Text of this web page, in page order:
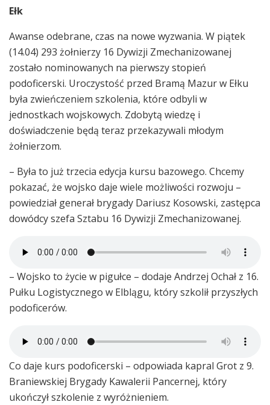
Ełk
Awanse odebrane, czas na nowe wyzwania. W piątek
(14.04) 293 żołnierzy 16 Dywizji Zmechanizowanej
zostało nominowanych na pierwszy stopień
podoficerski. Uroczystość przed Bramą Mazur w Ełku
była zwieńczeniem szkolenia, które odbyli w
jednostkach wojskowych. Zdobytą wiedzę i
doświadczenie będą teraz przekazywali młodym
żołnierzom.
– Była to już trzecia edycja kursu bazowego. Chcemy
pokazać, że wojsko daje wiele możliwości rozwoju –
powiedział generał brygady Dariusz Kosowski, zastępca
dowódcy szefa Sztabu 16 Dywizji Zmechanizowanej.
– Wojsko to życie w pigułce – dodaje Andrzej Ochał z 16.
Pułku Logistycznego w Elblągu, który szkolił przyszłych
podoficerów.
Co daje kurs podoficerski – odpowiada kapral Grot z 9.
Braniewskiej Brygady Kawalerii Pancernej, który
ukończył szkolenie z wyróżnieniem.